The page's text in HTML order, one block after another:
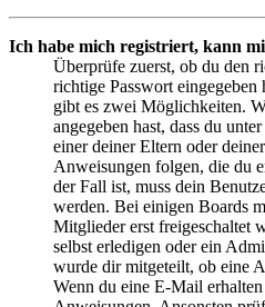
Ich habe mich registriert, kann
Überprüfe zuerst, ob du den
richtige Passwort eingegeben
gibt es zwei Möglichkeiten.
angegeben hast, dass du
einer deiner Eltern oder
Anweisungen folgen, die du
der Fall ist, muss dein
werden. Bei einigen Boards
Mitglieder erst freigeschaltet
selbst erledigen oder ein
wurde dir mitgeteilt, ob eine
Wenn du eine E-Mail